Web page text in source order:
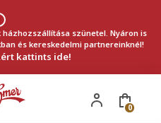
szünetel. Nyáron is
és kereskedelmi partnereinknél!
kattints ide!
0